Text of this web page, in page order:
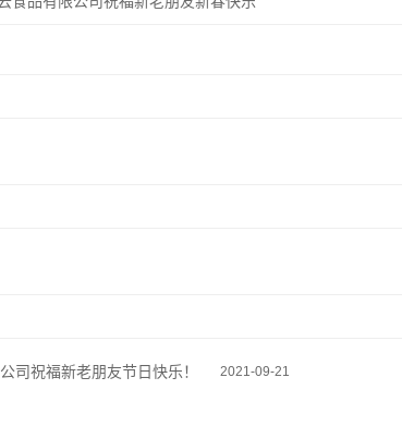
司祝福新老朋友节日快乐！ 2021-09-21